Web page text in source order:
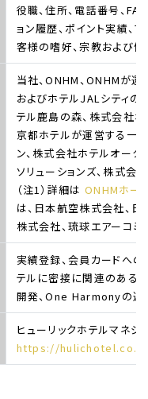
役職、住所、電話番号、
ョン履歴、ポイント実績、
客様の嗜好、宗教および
当社、ONHM、ONHMが運
およびホテルJALシティの
テル鹿島の森、株式会社
京都ホテルが運営する一
ン、株式会社ホテルオー
ソリューションズ、株式会
（注1）詳細は ONHMホー
は、日本航空株式会社、
株式会社、琉球エアーコ
実績登録、会員カードへの
テルに密接に関連のある
開発、One Harmonyの運
ヒューリックホテルマネ
https://